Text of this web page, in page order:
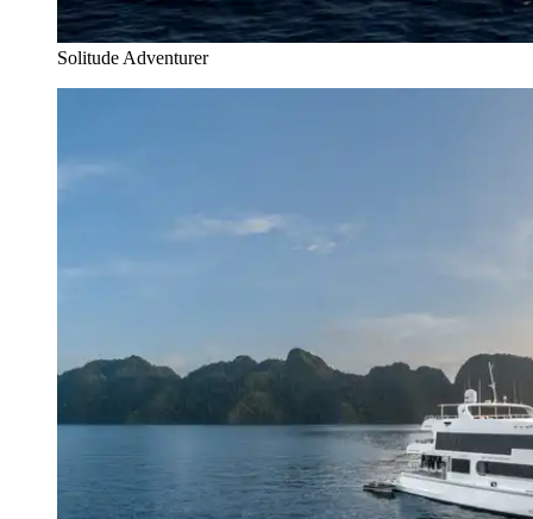
Solitude Adventurer